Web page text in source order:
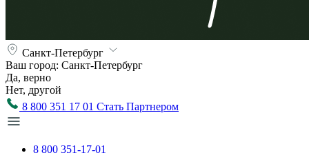
Санкт-Петербург
Ваш город: Санкт-Петербург
Да, верно
Нет, другой
8 800 351 17 01 Стать Партнером
8 800 351-17-01